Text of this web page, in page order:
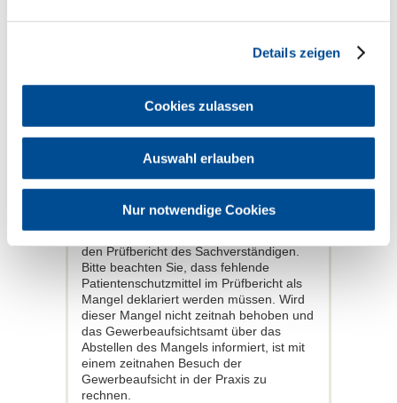
Details zeigen
Cookies zulassen
Auswahl erlauben
Nur notwendige Cookies
genau der erforderliche Strahlenschutz
speziell bei ihm nicht angewendet werden
Patientenkartei zu notieren.
Im Rahmen der fünfjährigen
Sachverständigenprüfung werden auch
Patientenschutzmittel durch die
Sachverständigen überprüft. Gleichzeitig
mit der Zahnarztpraxis erhält dann auch
das zuständige Gewerbeaufsichtsamt
den Prüfbericht des Sachverständigen.
Bitte beachten Sie, dass fehlende
Patientenschutzmittel im Prüfbericht als
Mangel deklariert werden müssen. Wird
dieser Mangel nicht zeitnah behoben und
das Gewerbeaufsichtsamt über das
Abstellen des Mangels informiert, ist mit
einem zeitnahen Besuch der
Gewerbeaufsicht in der Praxis zu
rechnen.